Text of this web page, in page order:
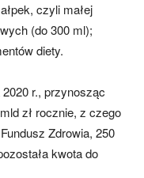
czyli małej
(do 300 ml);
diety.
r., przynosząc
zł rocznie, z czego
Zdrowia, 250
kwota do